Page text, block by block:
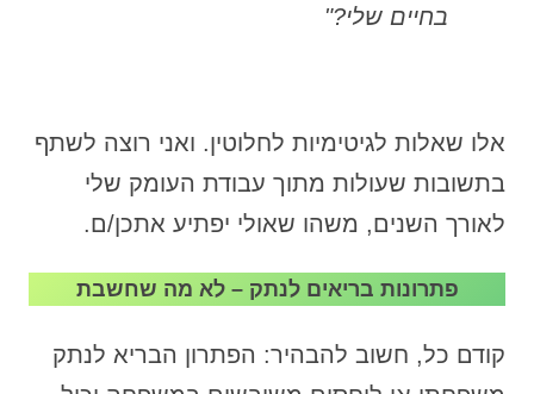
בחיים שלי?"
אלו שאלות לגיטימיות לחלוטין. ואני רוצה לשתף
בתשובות שעולות מתוך עבודת העומק שלי
לאורך השנים, משהו שאולי יפתיע אתכן/ם.
פתרונות בריאים לנתק – לא מה שחשבת
קודם כל, חשוב להבהיר: הפתרון הבריא לנתק